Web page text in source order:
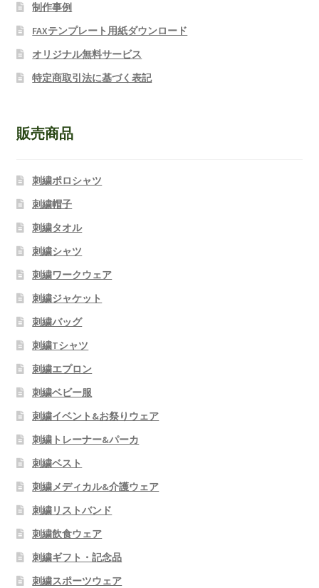
制作事例
FAXテンプレート用紙ダウンロード
オリジナル無料サービス
特定商取引法に基づく表記
販売商品
刺繍ポロシャツ
刺繍帽子
刺繍タオル
刺繍シャツ
刺繍ワークウェア
刺繍ジャケット
刺繍バッグ
刺繍Tシャツ
刺繍エプロン
刺繍ベビー服
刺繍イベント&お祭りウェア
刺繍トレーナー&パーカ
刺繍ベスト
刺繍メディカル&介護ウェア
刺繍リストバンド
刺繍飲食ウェア
刺繍ギフト・記念品
刺繍スポーツウェア